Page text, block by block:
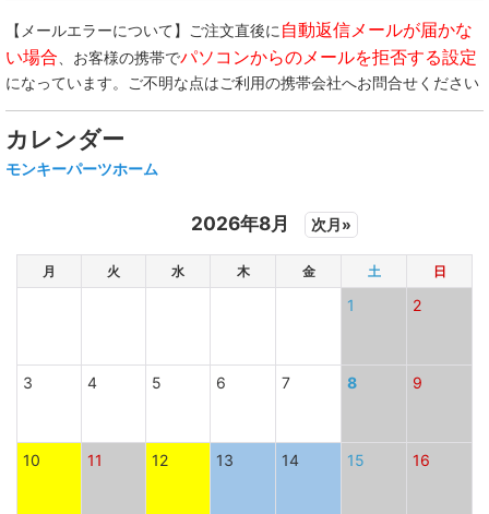
【メールエラーについて】ご注文直後に 自動返信メールが届かな
い場合 、お客様の携帯でパソコンからのメールを拒否する設定
になっています。ご不明な点はご利用の携帯会社へお問合せください
カレンダー
モンキーパーツホーム
2026年8月 次月»
月 火 水 木 金 土 日
1 2
3 4 5 6 7 8 9
10 11 12 13 14 15 16